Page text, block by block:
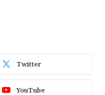
Twitter
YouTube